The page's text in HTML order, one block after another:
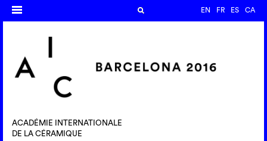
EN FR ES CA
ACADÉMIE INTERNATIONALE
DE LA CÉRAMIQUE